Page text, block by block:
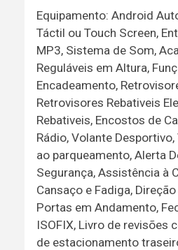
Equipamento: Android
Táctil ou Touch Screen,
MP3, Sistema de Som,
Reguláveis em Altura,
Encadeamento,
Retrovisores Rebativeis
Rebativeis, Encostos de
Rádio, Volante
ao parqueamento, Alerta
Segurança, Assistência à
Cansaço e Fadiga,
Portas em Andamento,
ISOFIX, Livro de revisões
de estacionamento